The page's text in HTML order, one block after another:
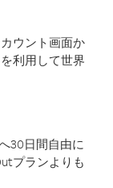
ウント画面か
利用して世界
30日間自由に
プランよりも